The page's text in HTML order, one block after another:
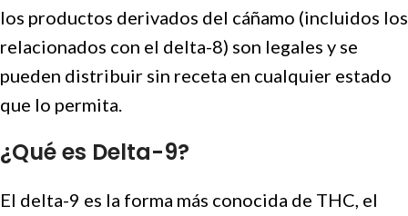
los productos derivados del cáñamo (incluidos los
relacionados con el delta-8) son legales y se
pueden distribuir sin receta en cualquier estado
que lo permita.
¿Qué es Delta-9?
El delta-9 es la forma más conocida de THC, el